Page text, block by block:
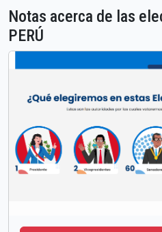
Notas acerca de las
PERÚ